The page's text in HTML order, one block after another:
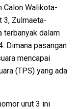
Calon Walikota-
3, Zulmaeta-
terbanyak dalam
Dimana pasangan
mencapai
(TPS) yang ada
urut 3 ini